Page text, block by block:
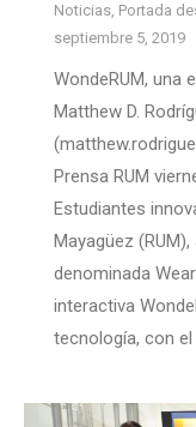
Noticias, Portada
septiembre 5, 2019
WondeRUM, una
Matthew D.
Prensa RUM
Estudiantes
Mayagüez
denominada
interactiva
tecnología, con